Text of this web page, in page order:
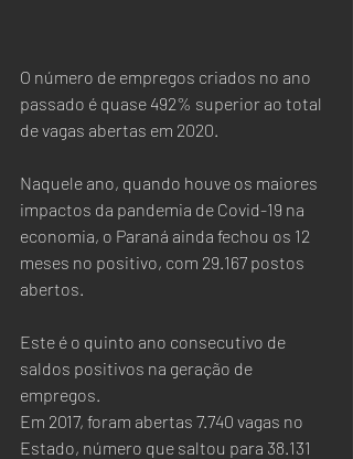
O número de empregos criados no ano
passado é quase 492% superior ao total
de vagas abertas em 2020.
Naquele ano, quando houve os maiores
impactos da pandemia de Covid-19 na
economia, o Paraná ainda fechou os 12
meses no positivo, com 29.167 postos
abertos.
Este é o quinto ano consecutivo de
saldos positivos na geração de
empregos.
Em 2017, foram abertas 7.740 vagas no
Estado, número que saltou para 38.131